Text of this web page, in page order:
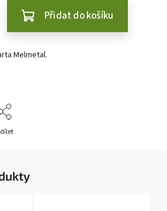
Přidat do košíku
Melmetal.